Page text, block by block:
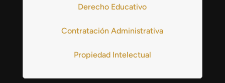
Derecho Educativo
Contratación Administrativa
Propiedad Intelectual